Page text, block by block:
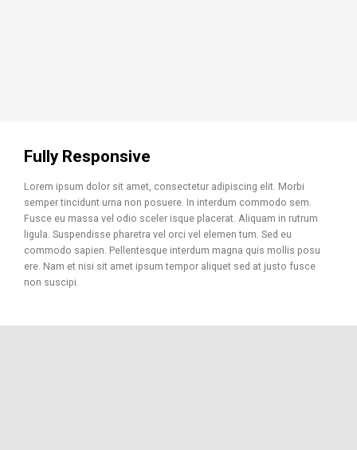
Fully Responsive
Lorem ipsum dolor sit amet, consectetur adipiscing elit. Morbi
semper tincidunt urna non posuere. In interdum commodo sem.
Fusce eu massa vel odio sceler isque placerat. Aliquam in rutrum
ligula. Suspendisse pharetra vel orci vel elemen tum. Sed eu
commodo sapien. Pellentesque interdum magna quis mollis posu
ere. Nam et nisi sit amet ipsum tempor aliquet sed at justo fusce
non suscipi.